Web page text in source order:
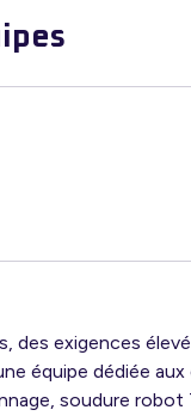
des exigences
équipe dédiée
soudure